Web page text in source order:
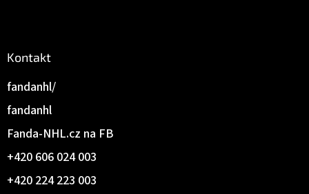
Kontakt
+420 224 223 003
+420 606 024 003
Fanda-NHL.cz na FB
fandanhl
fandanhl/